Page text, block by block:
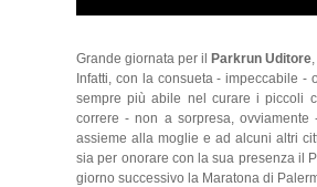
Grande giornata per il Parkrun Uditore
Infatti, con la consueta - impeccabile -
sempre più abile nel curare i piccoli
correre - non a sorpresa,
assieme alla moglie e ad alcuni altri
sia per onorare con la sua presenza il
giorno successivo la Maratona di